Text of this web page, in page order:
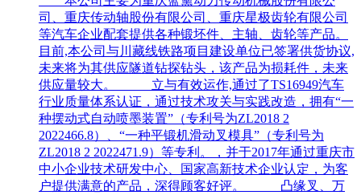
司、重庆传动轴股份有限公司、重庆星极齿轮有限公司
等汽车企业配套提供各种锻坯件、主轴、齿轮等产品。
目前,本公司与川藏线铁路项目建设单位已签署供货协议,
未来将为其供应隧道钻探钻头，该产品为损耗件，未来
供应量较大。 立与有效运作,通过了TS16949汽车
行业质量体系认证，通过技术攻关与实践改造，拥有“一
种摆动式自动喷墨装置”（专利号为ZL2018 2
2022466.8）、“一种平锻机滑动叉模具”（专利号为
ZL2018 2 2022471.9）等专利。，并于2017年通过重庆市
中小企业技术研发中心、国家高新技术企业认定，为客
户提供满意的产品，深得顾客好评。 凸缘叉、万